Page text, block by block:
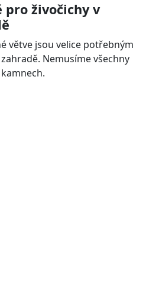
pro živočichy v
větve jsou velice potřebným
Nemusíme všechny